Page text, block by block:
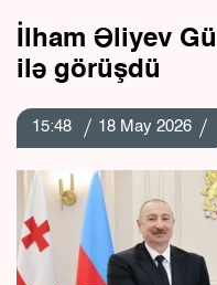
İlham Əliyev
ilə görüşdü
15:48 18 May 2026